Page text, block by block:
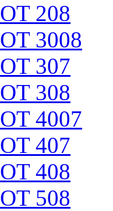
208
3008
307
308
4007
407
408
508